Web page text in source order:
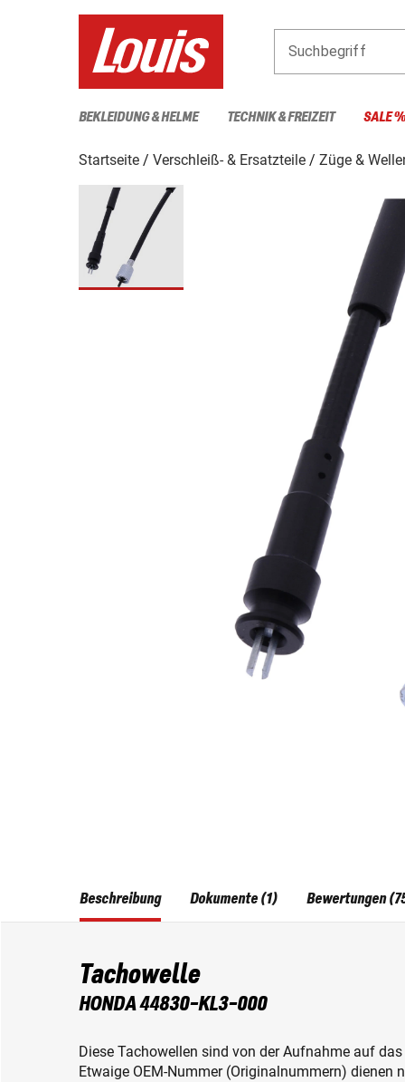
Suchbegriff
BEKLEIDUNG & HELME TECHNIK & FREIZEIT SALE %
Startseite Verschleiß- & Ersatzteile Züge &
Beschreibung
Tachowelle
HONDA 44830-KL3-000
Diese Tachowellen sind von der Aufnahme auf
Etwaige OEM-Nummer (Originalnummern) dienen
Dokumente (1) Bewertungen